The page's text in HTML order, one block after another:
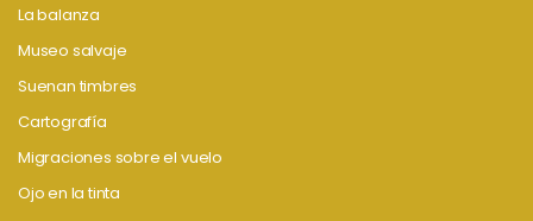
La balanza
Museo salvaje
Suenan timbres
Cartografía
Migraciones sobre el vuelo
Ojo en la tinta